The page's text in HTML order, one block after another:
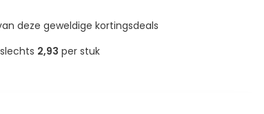
deze geweldige kortingsdeals
2,93 per stuk